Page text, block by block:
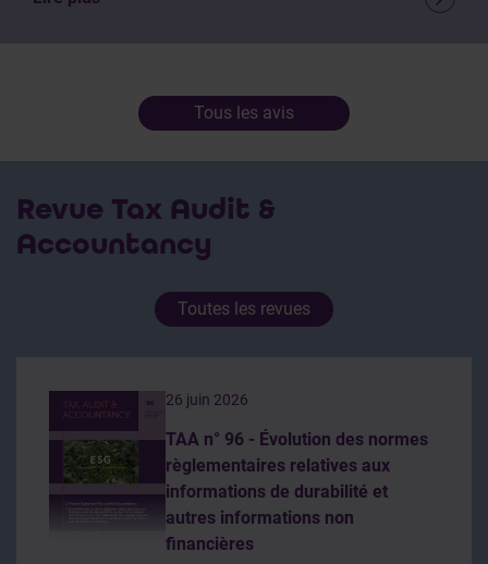
Tous les avis
Revue Tax Audit &
Accountancy
Toutes les revues
26 juin 2026
TAA n° 96 - Évolution des normes
règlementaires relatives aux
informations de durabilité et
autres informations non
financières